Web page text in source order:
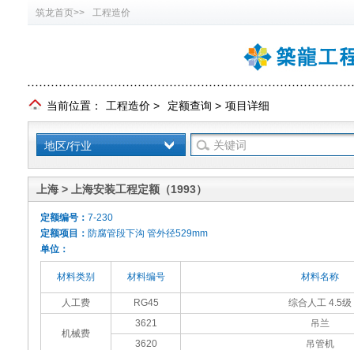
筑龙首页>> 工程造价
当前位置： 工程造价 > 定额查询 > 项目详细
地区/行业
上海 > 上海安装工程定额（1993）
定额编号： 7-230
定额项目： 防腐管段下沟 管外径529mm
单位：
材料类别 材料编号 材料名称
人工费 RG45 综合人工 4.5级
机械费
3621
吊兰
3620
吊管机